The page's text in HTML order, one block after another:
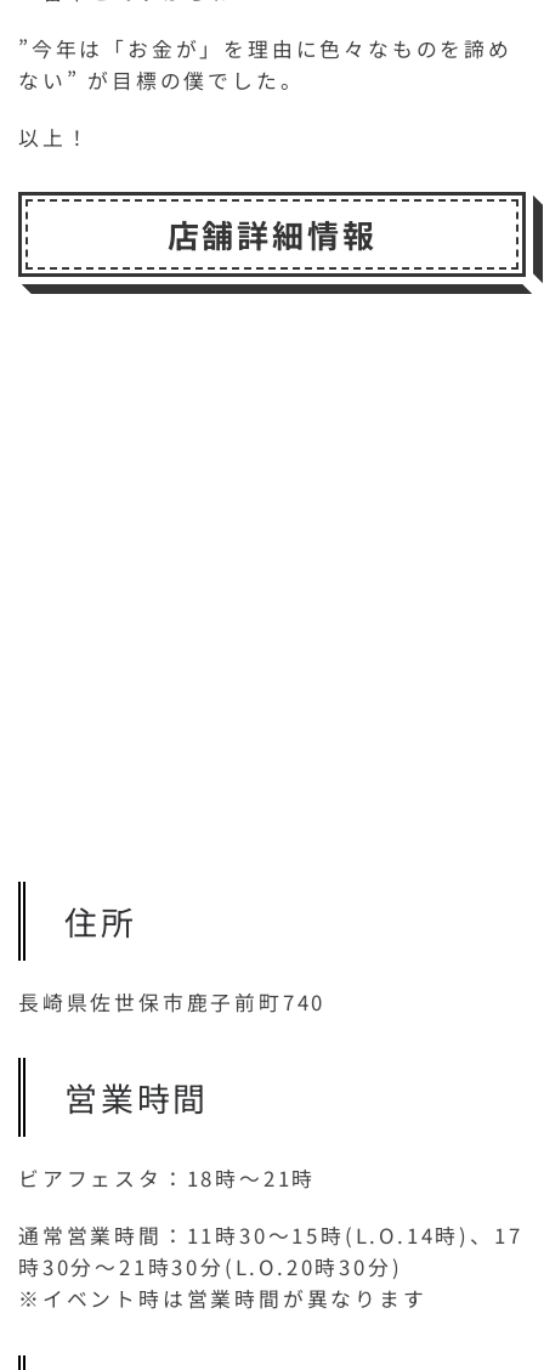
”今年は「お金が」を理由に色々なものを諦め
ない” が目標の僕でした。
以上！
店舗詳細情報
住所
長崎県佐世保市鹿子前町740
営業時間
ビアフェスタ：18時～21時
通常営業時間：11時30〜15時(L.O.14時)、17
時30分～21時30分(L.O.20時30分)
※イベント時は営業時間が異なります